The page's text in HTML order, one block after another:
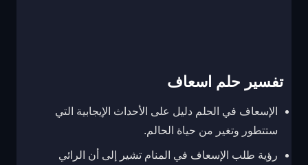
تفسير حلم اسعاف
الإسعاف في الحلم دليل على الأحداث الإيجابية التي
ستتطور وتغير من حياة الحالم.
رؤية طلب الإسعاف في المنام تشير إلى أن الرائي